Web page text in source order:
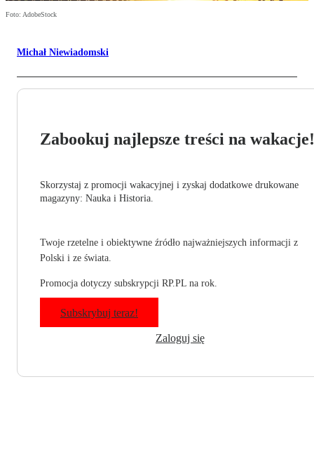
Foto: AdobeStock
Michał Niewiadomski
Zabookuj najlepsze treści na wakacje!
Skorzystaj z promocji wakacyjnej i zyskaj dodatkowe drukowane
magazyny: Nauka i Historia.
Twoje rzetelne i obiektywne źródło najważniejszych informacji z
Polski i ze świata.
Promocja dotyczy subskrypcji RP.PL na rok.
Subskrybuj teraz!
Zaloguj się